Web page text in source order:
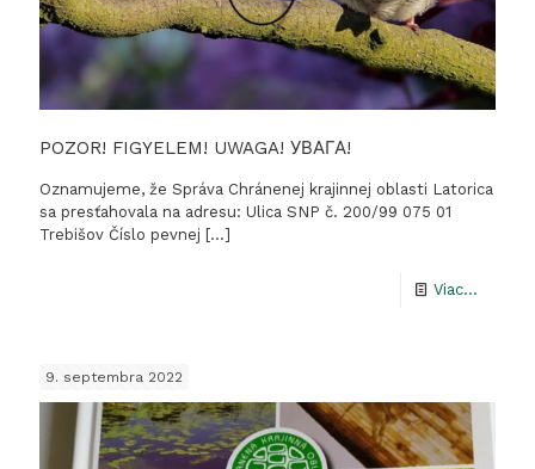
POZOR! FIGYELEM! UWAGA! УВАГА!
Oznamujeme, že Správa Chránenej krajinnej oblasti Latorica
sa presťahovala na adresu: Ulica SNP č. 200/99 075 01
Trebišov Číslo pevnej […]
Viac...
9. septembra 2022